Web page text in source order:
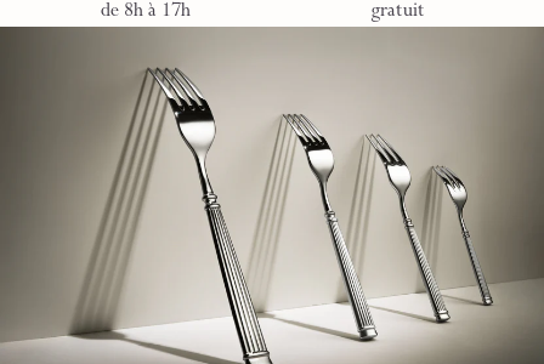
de 8h à 17h
gratuit